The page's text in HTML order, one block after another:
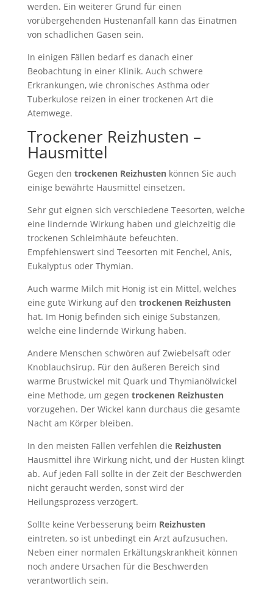
werden. Ein weiterer Grund für einen
vorübergehenden Hustenanfall kann das Einatmen
von schädlichen Gasen sein.
In einigen Fällen bedarf es danach einer
Beobachtung in einer Klinik. Auch schwere
Erkrankungen, wie chronisches Asthma oder
Tuberkulose reizen in einer trockenen Art die
Atemwege.
Trockener Reizhusten –
Hausmittel
Gegen den trockenen Reizhustenkönnen Sie auch
einige bewährte Hausmittel einsetzen.
Sehr gut eignen sich verschiedene Teesorten, welche
eine lindernde Wirkung haben und gleichzeitig die
trockenen Schleimhäute befeuchten.
Empfehlenswert sind Teesorten mit Fenchel, Anis,
Eukalyptus oder Thymian.
Auch warme Milch mit Honig ist ein Mittel, welches
eine gute Wirkung auf den trockenen Reizhusten
hat. Im Honig befinden sich einige Substanzen,
welche eine lindernde Wirkung haben.
Andere Menschen schwören auf Zwiebelsaft oder
Knoblauchsirup. Für den äußeren Bereich sind
warme Brustwickel mit Quark und Thymianölwickel
eine Methode, um gegen trockenen Reizhusten
vorzugehen. Der Wickel kann durchaus die gesamte
Nacht am Körper bleiben.
In den meisten Fällen verfehlen die Reizhusten
Hausmittel ihre Wirkung nicht, und der Husten klingt
ab. Auf jeden Fall sollte in der Zeit der Beschwerden
nicht geraucht werden, sonst wird der
Heilungsprozess verzögert.
Sollte keine Verbesserung beim Reizhusten
eintreten, so ist unbedingt ein Arzt aufzusuchen.
Neben einer normalen Erkältungskrankheit können
noch andere Ursachen für die Beschwerden
verantwortlich sein.